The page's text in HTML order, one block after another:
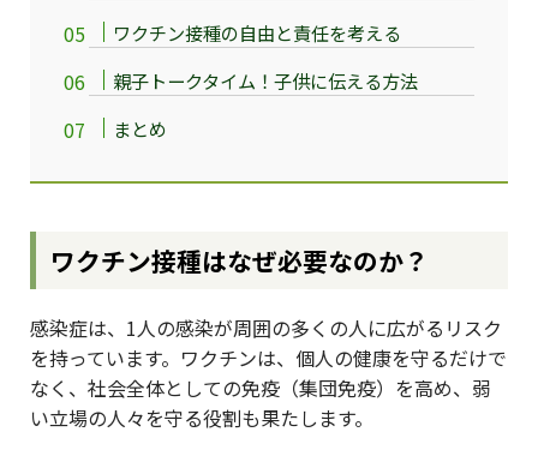
ワクチン接種の自由と責任を考える
親子トークタイム！子供に伝える方法
まとめ
ワクチン接種はなぜ必要なのか？
感染症は、1人の感染が周囲の多くの人に広がるリスク
を持っています。ワクチンは、個人の健康を守るだけで
なく、社会全体としての免疫（集団免疫）を高め、弱
い立場の人々を守る役割も果たします。